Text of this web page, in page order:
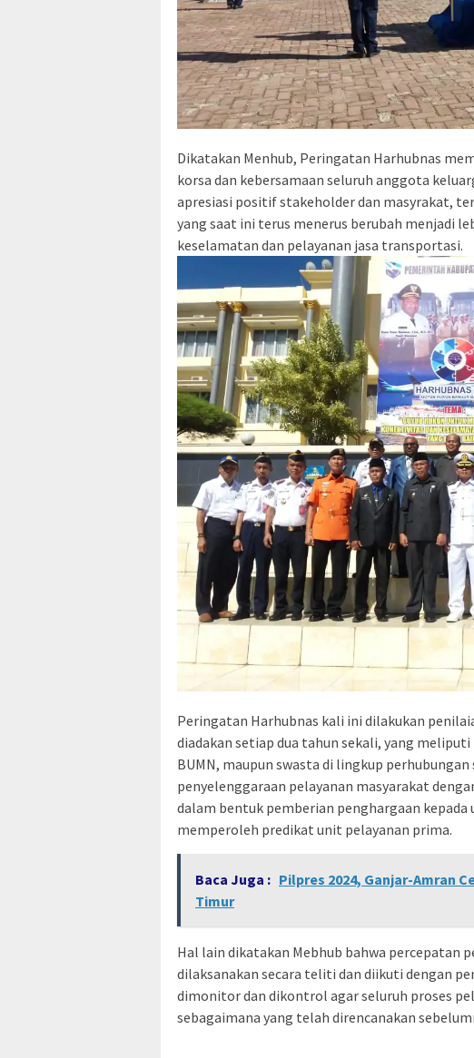
Dikatakan Menhub, Peringatan Harhubnas
korsa dan kebersamaan seluruh anggota
apresiasi positif stakeholder dan masyrakat,
yang saat ini terus menerus berubah menjadi
keselamatan dan pelayanan jasa transportasi.
Peringatan Harhubnas kali ini dilakukan
diadakan setiap dua tahun sekali, yang
BUMN, maupun swasta di lingkup
penyelenggaraan pelayanan masyarakat
dalam bentuk pemberian penghargaan
memperoleh predikat unit pelayanan prima.
Baca Juga : Pilpres 2024, Ganjar-Amran
Timur
Hal lain dikatakan Mebhub bahwa percepatan
dilaksanakan secara teliti dan diikuti dengan
dimonitor dan dikontrol agar seluruh proses
sebagaimana yang telah direncanakan